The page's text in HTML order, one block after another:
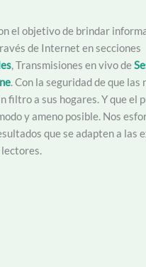
el objetivo de brindar
de Internet en secciones
, Transmisiones en vivo de
. Con la seguridad de que las
filtro a sus hogares. Y que el
y ameno posible. Nos
que se adapten a las